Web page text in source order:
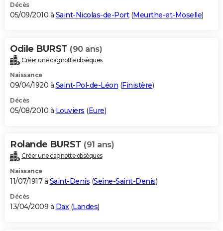
Décès
05/09/2010 à Saint-Nicolas-de-Port(Meurthe-et-Moselle)
Odile BURST (90 ans)
Créer une cagnotte obsèques
Naissance
09/04/1920 à Saint-Pol-de-Léon (Finistère)
Décès
05/08/2010 à Louviers (Eure)
Rolande BURST (91 ans)
Créer une cagnotte obsèques
Naissance
11/07/1917 à Saint-Denis (Seine-Saint-Denis)
Décès
13/04/2009 à Dax(Landes)